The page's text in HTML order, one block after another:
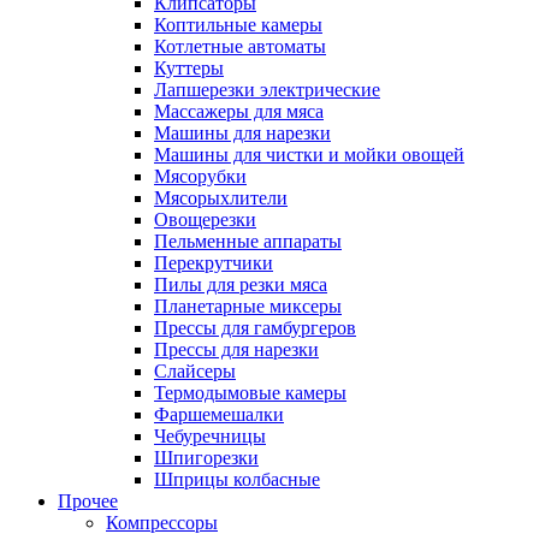
Коптильные камеры
Котлетные автоматы
Куттеры
Лапшерезки электрические
Массажеры для мяса
Машины для нарезки
Машины для чистки и мойки овощей
Мясорубки
Мясорыхлители
Овощерезки
Пельменные аппараты
Перекрутчики
Пилы для резки мяса
Планетарные миксеры
Прессы для гамбургеров
Прессы для нарезки
Слайсеры
Термодымовые камеры
Фаршемешалки
Чебуречницы
Шпигорезки
Шприцы колбасные
Прочее
Компрессоры